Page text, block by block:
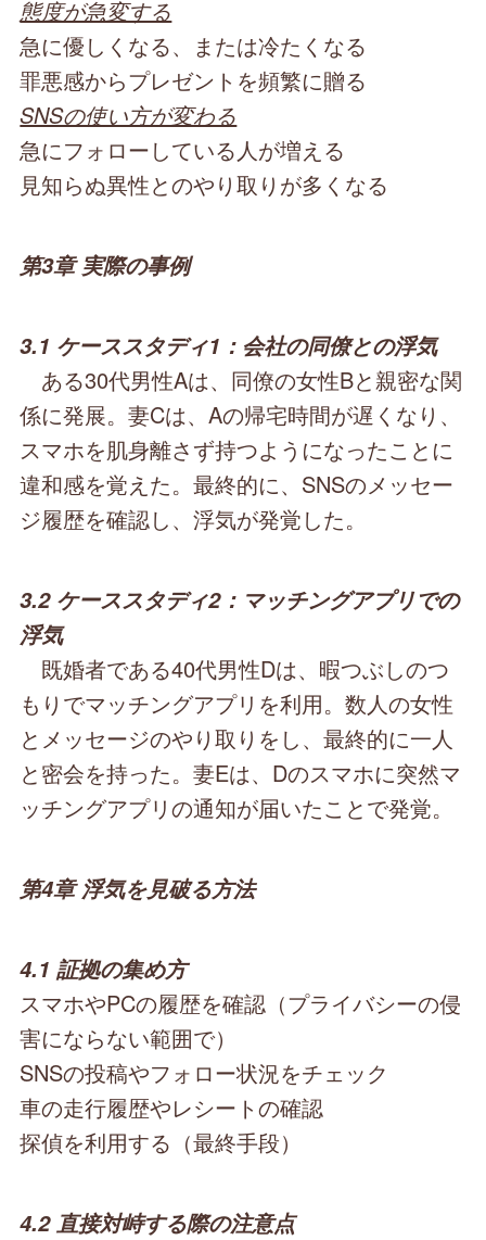
態度が急変する
急に優しくなる、または冷たくなる
罪悪感からプレゼントを頻繁に贈る
SNSの使い方が変わる
急にフォローしている人が増える
見知らぬ異性とのやり取りが多くなる
第3章 実際の事例
3.1 ケーススタディ1：会社の同僚との浮気
ある30代男性Aは、同僚の女性Bと親密な関
係に発展。妻Cは、Aの帰宅時間が遅くなり、
スマホを肌身離さず持つようになったことに
違和感を覚えた。最終的に、SNSのメッセー
ジ履歴を確認し、浮気が発覚した。
3.2 ケーススタディ2：マッチングアプリでの
浮気
既婚者である40代男性Dは、暇つぶしのつ
もりでマッチングアプリを利用。数人の女性
とメッセージのやり取りをし、最終的に一人
と密会を持った。妻Eは、Dのスマホに突然マ
ッチングアプリの通知が届いたことで発覚。
第4章 浮気を見破る方法
4.1 証拠の集め方
スマホやPCの履歴を確認（プライバシーの侵
害にならない範囲で）
SNSの投稿やフォロー状況をチェック
車の走行履歴やレシートの確認
探偵を利用する（最終手段）
4.2 直接対峙する際の注意点